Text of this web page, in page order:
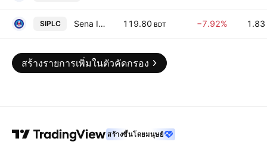
SIPLC Sena Insurance PLC 119.80 BDT −7.92% 1.83
สร้างรายการเพิ่มในตัวคัดกรอง
สร้างขึ้นโดยมนุษย์